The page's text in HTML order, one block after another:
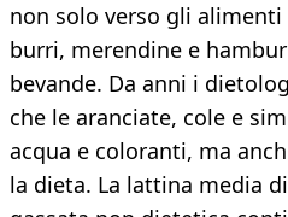
non solo verso gli
burri, merendine e
bevande. Da anni i
che le aranciate, cole e
acqua e coloranti, ma
la dieta. La lattina media